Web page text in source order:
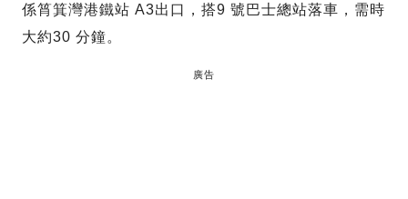
係筲箕灣港鐵站 A3出口，搭9 號巴士總站落車，需時
大約30 分鐘。
廣告